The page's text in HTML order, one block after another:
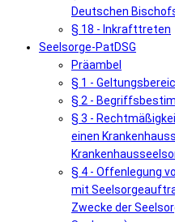
Deutschen
§ 18 - Inkrafttreten
Seelsorge-PatDSG
Präambel
§ 1 -
§ 2 -
§ 3 -
einen
§ 4 - Offenlegung
mit
Zwecke der